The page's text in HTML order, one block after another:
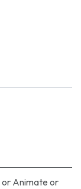
or Animate or